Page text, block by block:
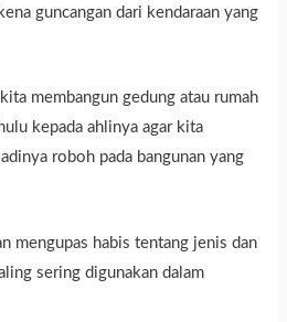
guncangan dari kendaraan yang
membangun gedung atau rumah
kepada ahlinya agar kita
roboh pada bangunan yang
mengupas habis tentang jenis dan
sering digunakan dalam